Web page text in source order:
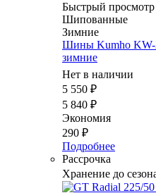
Быстрый просмотр
Шипованные
Зимние
Шины Kumho KW-
зимние
Нет в наличии
5 550 ₽
5 840 ₽
Экономия
290 ₽
Подробнее
Рассрочка
Хранение до